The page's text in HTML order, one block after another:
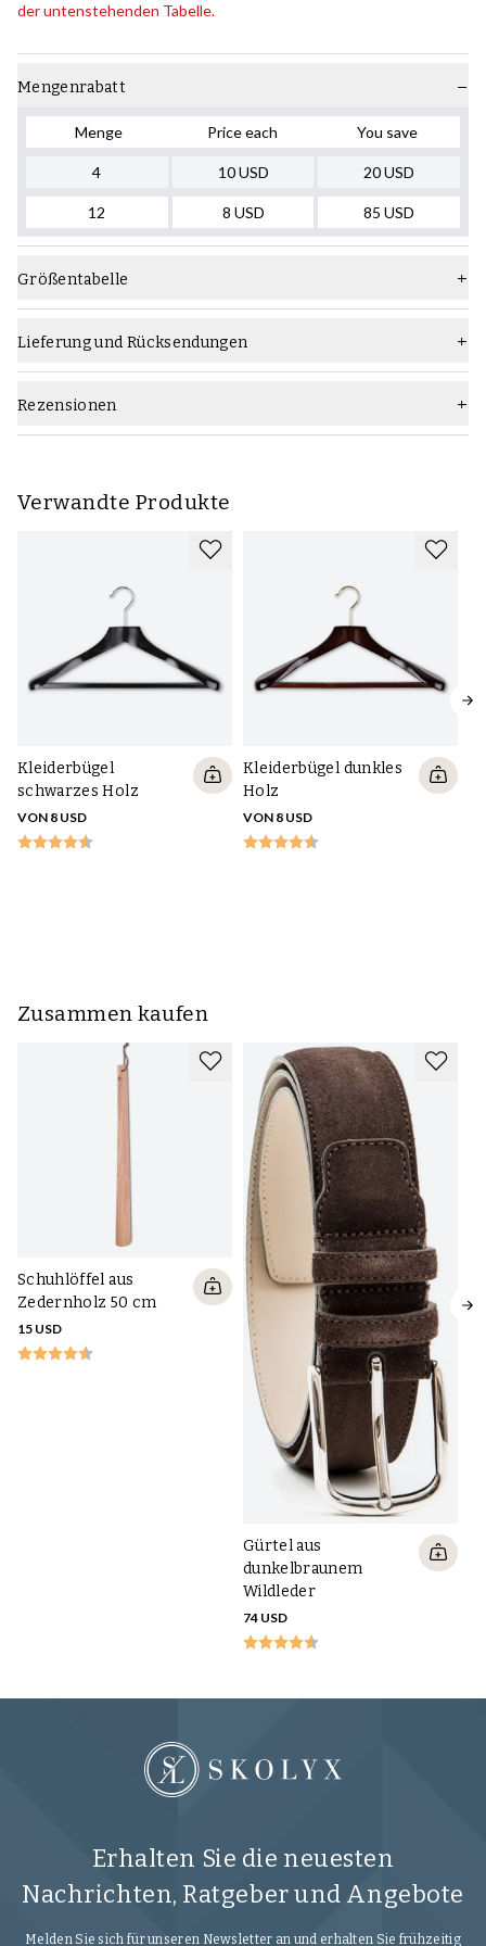
der untenstehenden Tabelle.
Mengenrabatt
Menge Price each You save
4
12
10 USD
8 USD
20USD
85 USD
Größentabelle
Lieferung und Rücksendungen
Rezensionen
Verwandte Produkte
Kleiderbügel
schwarzes Holz
VON 8 USD
Kleiderbügel dunkles
Holz
VON 8 USD
Zusammen kaufen
Schuhlöffel aus
Zedernholz 50 cm
15 USD
Gürtel aus
dunkelbraunem
Wildleder
74 USD
Erhalten Sie die neuesten
Nachrichten, Ratgeber und Angebote
Melden Sie sich für unseren Newsletter an und erhalten Sie frühzeitig